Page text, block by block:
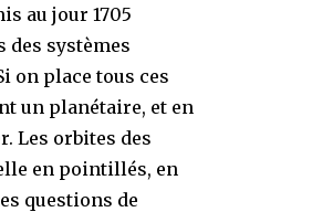
au jour 1705
des systèmes
on place tous ces
un planétaire, et en
Les orbites des
en pointillés, en
questions de